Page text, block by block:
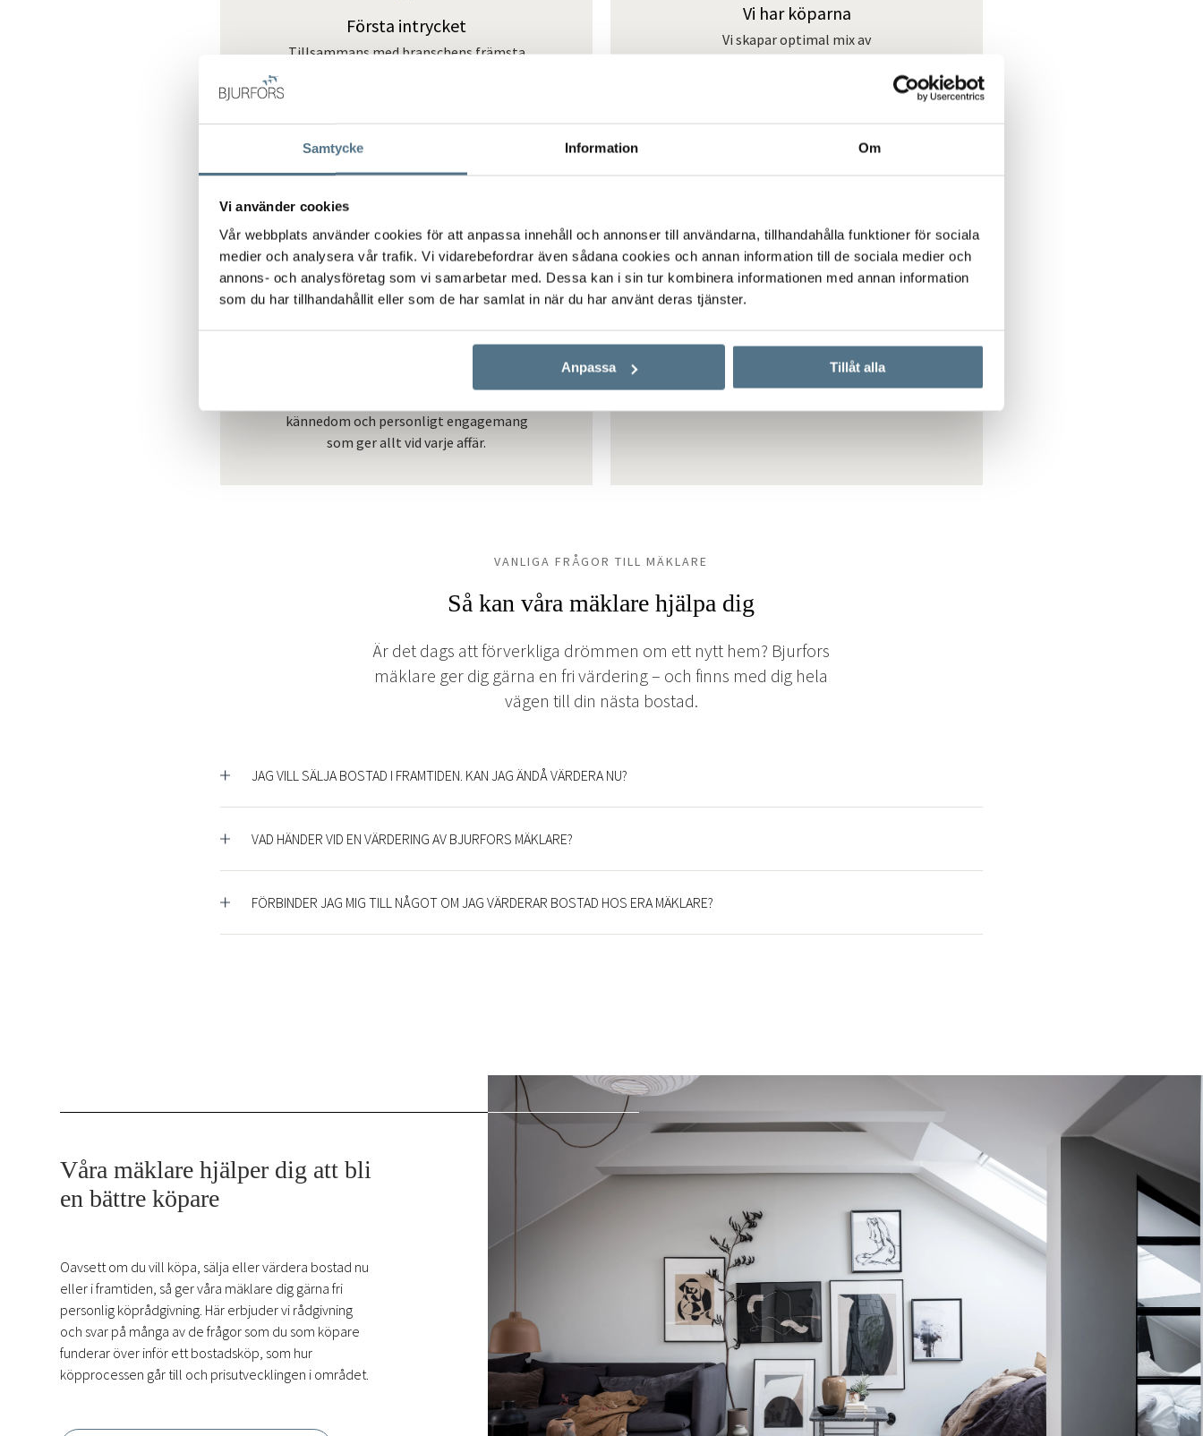
Samtycke Information Om
Vi använder cookies
Vår webbplats använder cookies för att anpassa innehåll och annonser till användarna, tillhandahålla funktioner för sociala
medier och analysera vår trafik. Vi vidarebefordrar även sådana cookies och annan information till de sociala medier och
annons- och analysföretag som vi samarbetar med. Dessa kan i sin tur kombinera informationen med annan information
som du har tillhandahållit eller som de har samlat in när du har använt deras tjänster.
Anpassa Tillåt alla
Första intrycket
Tillsammans med branschens främsta
Vi har köparna
Vi skapar optimal mix av
ut till så många potentiella köpare som
matchning i Bjurfors köparregister
Mäklare som gör skillnad
och engagemanget hos våra mäklare
kännedom och personligt engagemang
som ger allt vid varje affär.
På förhand ®
tjänst På förhand för att enklare hitta,
köpa och sälja bostad. Ju mer förberedd
VANLIGA FRÅGOR TILL MÄKLARE
Så kan våra mäklare hjälpa dig
Är det dags att förverkliga drömmen om ett nytt hem? Bjurfors
mäklare ger dig gärna en fri värdering – och finns med dig hela
vägen till din nästa bostad.
JAG VILL SÄLJA BOSTAD I FRAMTIDEN. KAN JAG ÄNDÅ VÄRDERA NU?
VAD HÄNDER VID EN VÄRDERING AV BJURFORS MÄKLARE?
FÖRBINDER JAG MIG TILL NÅGOT OM JAG VÄRDERAR BOSTAD HOS ERA MÄKLARE?
Våra mäklare hjälper dig att bli
en bättre köpare
Oavsett om du vill köpa, sälja eller värdera bostad nu
eller i framtiden, så ger våra mäklare dig gärna fri
personlig köprådgivning. Här erbjuder vi rådgivning
och svar på många av de frågor som du som köpare
funderar över inför ett bostadsköp, som hur
köpprocessen går till och prisutvecklingen i området.